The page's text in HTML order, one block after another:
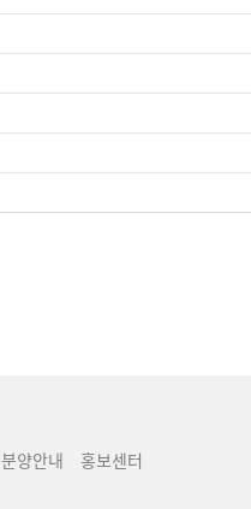
분양안내 홍보센터